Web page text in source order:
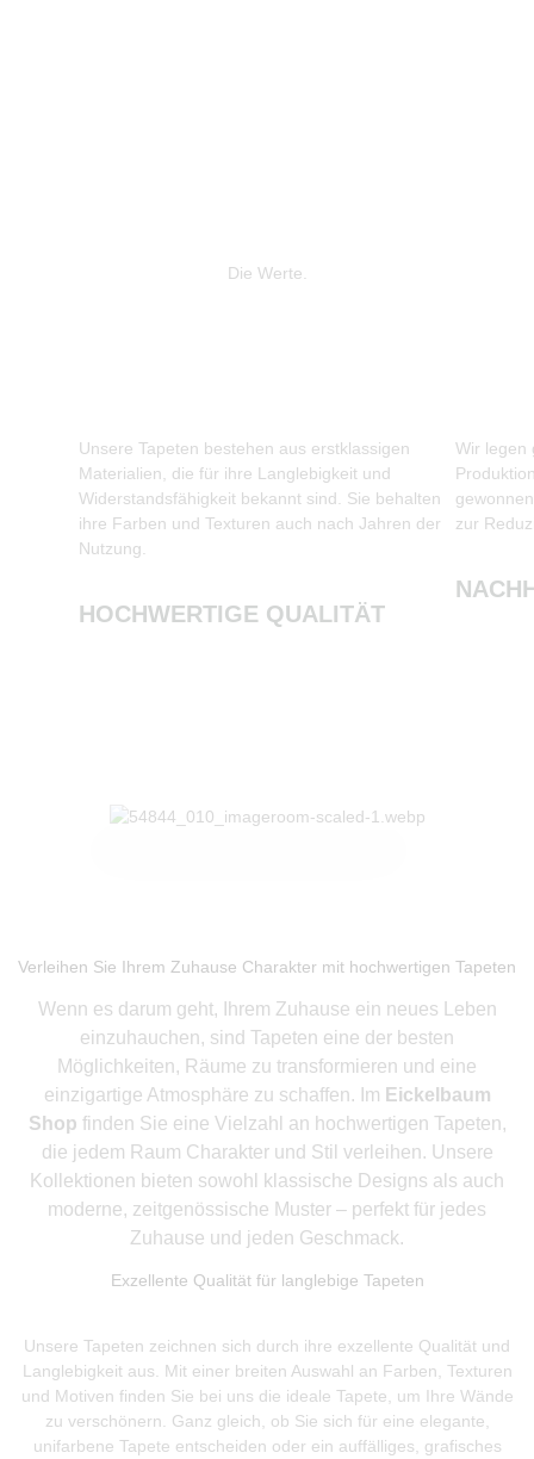
Die Werte.
Unsere Tapeten bestehen aus erstklassigen
Materialien, die für ihre Langlebigkeit und
Widerstandsfähigkeit bekannt sind. Sie behalten
ihre Farben und Texturen auch nach Jahren der
Nutzung.
HOCHWERTIGE QUALITÄT
Wir legen
zur
Verleihen Sie Ihrem Zuhause Charakter mit hochwertigen Tapeten
Wenn es darum geht, Ihrem Zuhause ein neues Leben
einzuhauchen, sind Tapeten eine der besten
Möglichkeiten, Räume zu transformieren und eine
einzigartige Atmosphäre zu schaffen. Im Eickelbaum
Shop finden Sie eine Vielzahl an hochwertigen Tapeten,
die jedem Raum Charakter und Stil verleihen. Unsere
Kollektionen bieten sowohl klassische Designs als auch
moderne, zeitgenössische Muster – perfekt für jedes
Zuhause und jeden Geschmack.
Exzellente Qualität für langlebige Tapeten
Unsere Tapeten zeichnen sich durch ihre exzellente Qualität und
Langlebigkeit aus. Mit einer breiten Auswahl an Farben, Texturen
und Motiven finden Sie bei uns die ideale Tapete, um Ihre Wände
zu verschönern. Ganz gleich, ob Sie sich für eine elegante,
unifarbene Tapete entscheiden oder ein auffälliges, grafisches